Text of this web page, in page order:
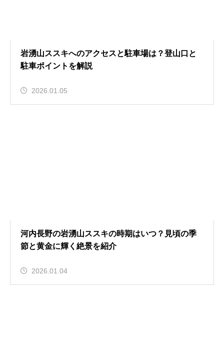
岩湧山ススキへのアクセスと駐車場は？登山口と
駐車ポイントを解説
2026.01.05
河内長野の岩湧山ススキの時期はいつ？見頃の季
節と黄金に輝く絶景を紹介
2026.01.04